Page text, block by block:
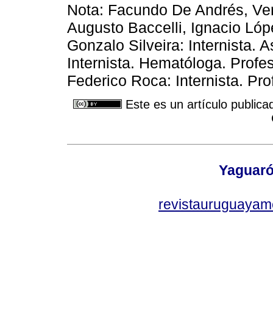
Nota: Facundo De Andrés,
Augusto Baccelli, Ignacio
Gonzalo Silveira: Internista.
Internista. Hematóloga.
Federico Roca: Internista.
Este es un artículo